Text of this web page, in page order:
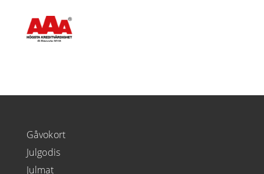
Gåvokort
Julgodis
Julmat